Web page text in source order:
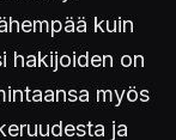
kuin
hakijoiden on
myös
ja